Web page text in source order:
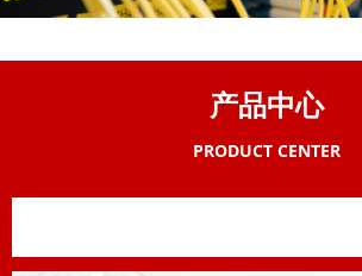
产品中心
PRODUCT CENTER